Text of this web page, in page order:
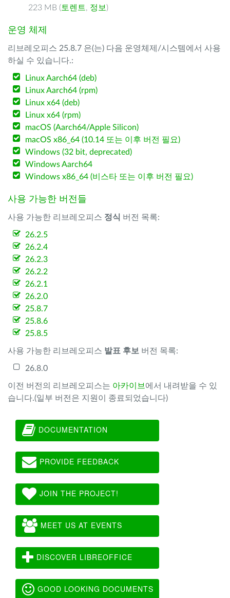
223 MB ( 토렌트, 정보 )
운영 체제
리브레오피스 25.8.7 은(는) 다음 운영체제/시스템에서 사용
하실 수 있습니다.:
Linux Aarch64 (deb)
Linux Aarch64 (rpm)
Linux x64 (deb)
Linux x64 (rpm)
macOS (Aarch64/Apple Silicon)
macOS x86_64 (10.14 또는 이후 버전 필요)
Windows (32 bit, deprecated)
Windows Aarch64
Windows x86_64 (비스타 또는 이후 버전 필요)
사용 가능한 버전들
사용 가능한 리브레오피스 정식 버전 목록:
26.2.5
26.2.4
26.2.3
26.2.2
26.2.1
26.2.0
25.8.7
25.8.6
25.8.5
사용 가능한 리브레오피스 발표 후보 버전 목록:
26.8.0
이전 버전의 리브레오피스는 아카이브 에서 내려받을 수 있
습니다.(일부 버전은 지원이 종료되었습니다)
DOCUMENTATION
PROVIDE FEEDBACK
JOIN THE PROJECT!
MEET US AT EVENTS
DISCOVER LIBREOFFICE
GOOD LOOKING DOCUMENTS